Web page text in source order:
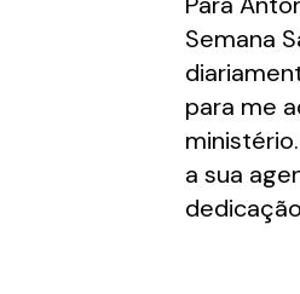
Semana
para me
a sua